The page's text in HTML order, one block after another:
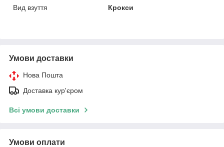
Вид взуття
Крокси
Умови доставки
Нова Пошта
Доставка кур'єром
Всі умови доставки
Умови оплати